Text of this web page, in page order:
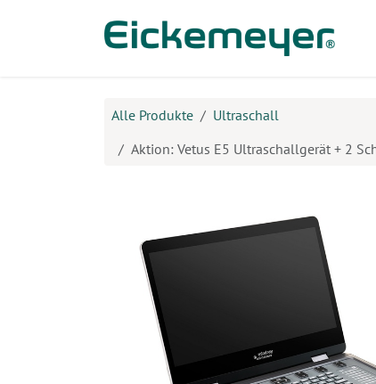
Alle Produkte
Ultraschall
Aktion: Vetus E5 Ultraschallgerät + 2